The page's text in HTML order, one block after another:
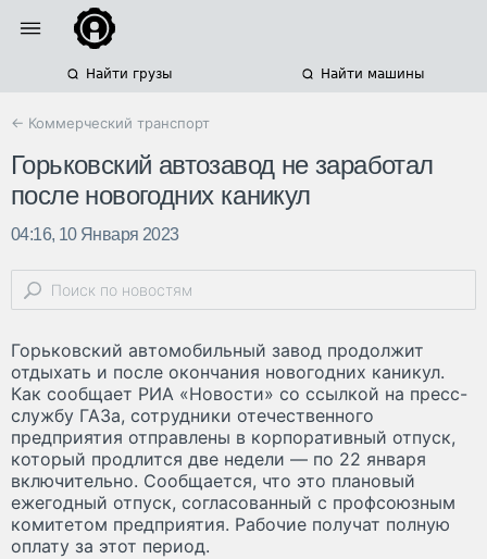
Найти грузы Найти машины
← Коммерческий транспорт
Горьковский автозавод не заработал
после новогодних каникул
04:16, 10 Января 2023
Горьковский автомобильный завод продолжит
отдыхать и после окончания новогодних каникул.
Как сообщает РИА «Новости» со ссылкой на пресс-
службу ГАЗа, сотрудники отечественного
предприятия отправлены в корпоративный отпуск,
который продлится две недели — по 22 января
включительно. Сообщается, что это плановый
ежегодный отпуск, согласованный с профсоюзным
комитетом предприятия. Рабочие получат полную
оплату за этот период.